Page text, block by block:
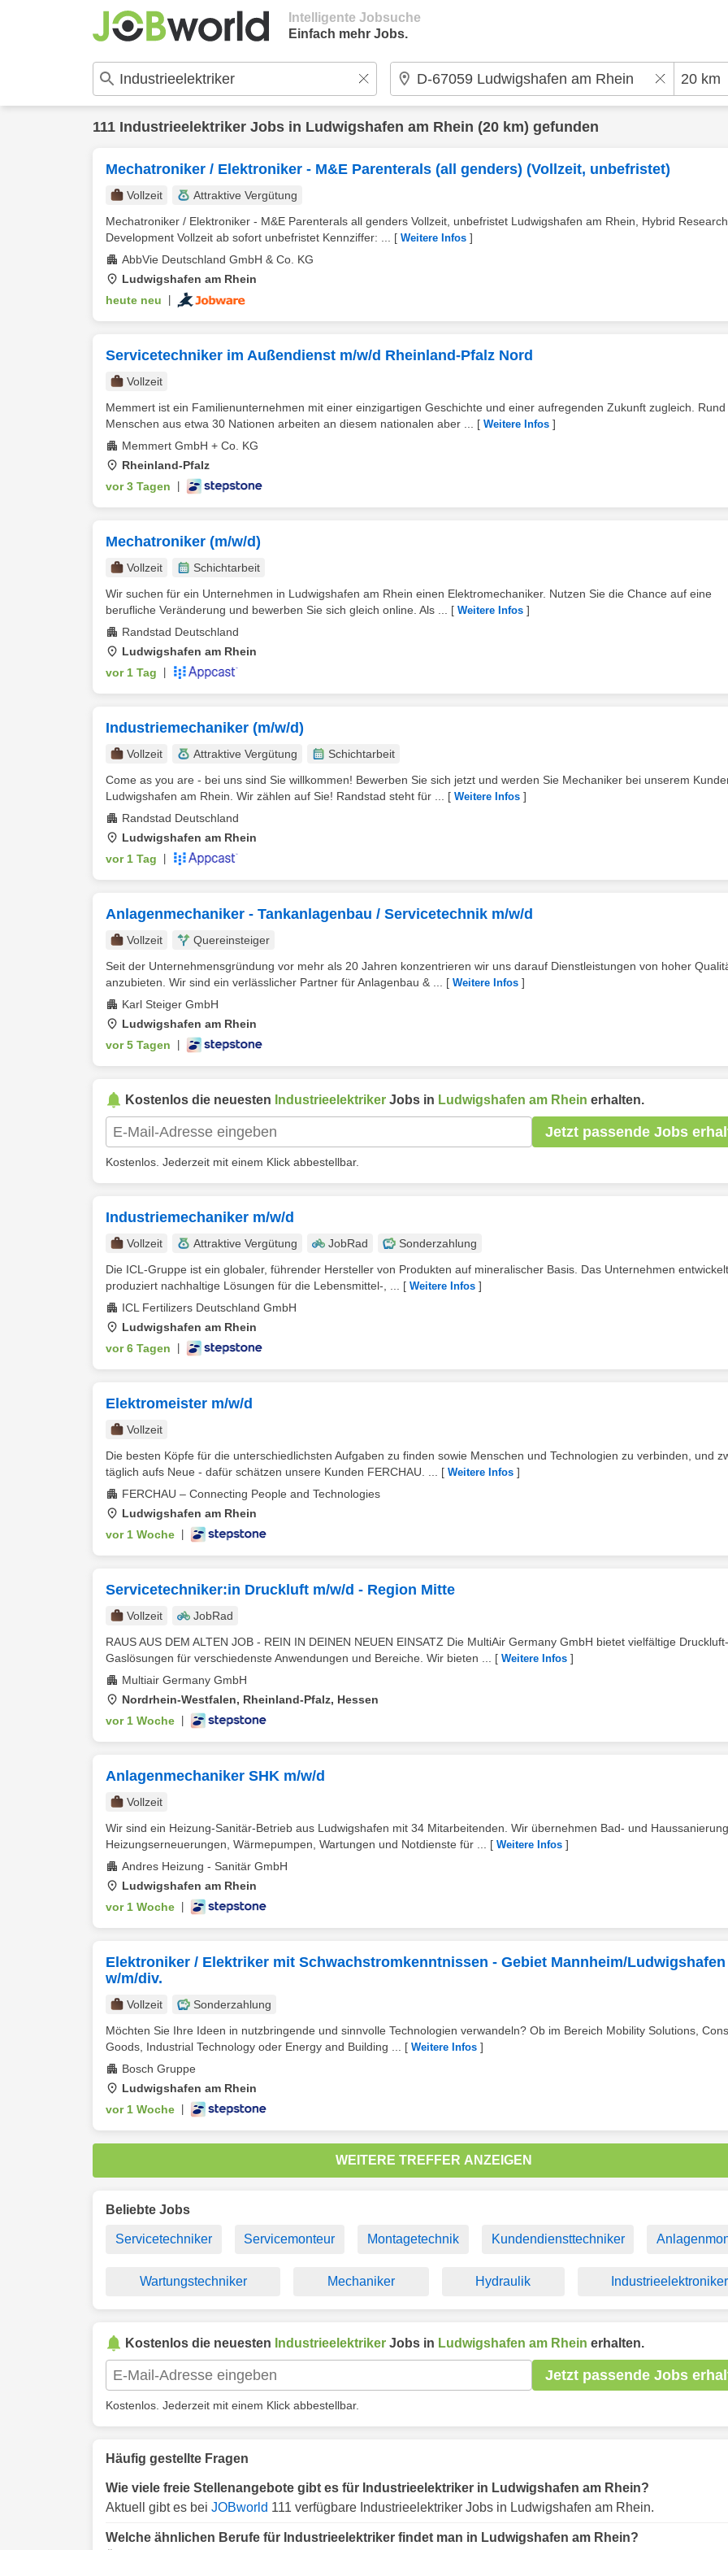
Intelligente Jobsuche
Einfach mehr Jobs.
111 Industrieelektriker Jobs in Ludwigshafen am Rhein (20 km) gefunden
Mechatroniker / Elektroniker - M&E Parenterals (all genders) (Vollzeit, unbefristet)
Vollzeit
Attraktive Vergütung
Mechatroniker / Elektroniker - M&E Parenterals all genders Vollzeit, unbefristet Ludwigshafen am Rhein, Hybrid
Development Vollzeit ab sofort unbefristet Kennziffer: ...
[ Weitere Infos ]
AbbVie Deutschland GmbH & Co. KG
Ludwigshafen am Rhein
heute neu
Servicetechniker im Außendienst m/w/d Rheinland-Pfalz Nord
Vollzeit
Memmert ist ein Familienunternehmen mit einer einzigartigen Geschichte und einer aufregenden Zukunft zugleich.
Menschen aus etwa 30 Nationen arbeiten an diesem nationalen aber ...
[ Weitere Infos ]
Memmert GmbH + Co. KG
Rheinland-Pfalz
vor 3 Tagen
Mechatroniker (m/w/d)
Vollzeit
Schichtarbeit
Wir suchen für ein Unternehmen in Ludwigshafen am Rhein einen Elektromechaniker. Nutzen Sie die Chance auf eine
berufliche Veränderung und bewerben Sie sich gleich online. Als ...
[ Weitere Infos ]
Randstad Deutschland
Ludwigshafen am Rhein
vor 1 Tag
Industriemechaniker (m/w/d)
Vollzeit Attraktive Vergütung
Schichtarbeit
Come as you are - bei uns sind Sie willkommen! Bewerben Sie sich jetzt und werden Sie Mechaniker bei unserem
Ludwigshafen am Rhein. Wir zählen auf Sie! Randstad steht für ...
[ Weitere Infos ]
Randstad Deutschland
Ludwigshafen am Rhein
vor 1 Tag
Anlagenmechaniker - Tankanlagenbau / Servicetechnik m/w/d
Vollzeit
Quereinsteiger
Seit der Unternehmensgründung vor mehr als 20 Jahren konzentrieren wir uns darauf Dienstleistungen von hoher
anzubieten. Wir sind ein verlässlicher Partner für Anlagenbau & ...
[ Weitere Infos ]
Karl Steiger GmbH
Ludwigshafen am Rhein
vor 5 Tagen
Kostenlos die neuesten Industrieelektriker Jobs in Ludwigshafen am Rhein erhalten.
Jetzt passende Jobs
Kostenlos. Jederzeit mit einem Klick abbestellbar.
Industriemechaniker m/w/d
Vollzeit Attraktive Vergütung JobRad
Sonderzahlung
Die ICL-Gruppe ist ein globaler, führender Hersteller von Produkten auf mineralischer Basis. Das Unternehmen
produziert nachhaltige Lösungen für die Lebensmittel-, ...
[ Weitere Infos ]
ICL Fertilizers Deutschland GmbH
Ludwigshafen am Rhein
vor 6 Tagen
Elektromeister m/w/d
Vollzeit
Die besten Köpfe für die unterschiedlichsten Aufgaben zu finden sowie Menschen und Technologien zu verbinden, und
täglich aufs Neue - dafür schätzen unsere Kunden FERCHAU. ...
[ Weitere Infos ]
FERCHAU – Connecting People and Technologies
Ludwigshafen am Rhein
vor 1 Woche
Servicetechniker:in Druckluft m/w/d - Region Mitte
Vollzeit
JobRad
RAUS AUS DEM ALTEN JOB - REIN IN DEINEN NEUEN EINSATZ Die MultiAir Germany GmbH bietet vielfältige
Gaslösungen für verschiedenste Anwendungen und Bereiche. Wir bieten ...
[ Weitere Infos ]
Multiair Germany GmbH
Nordrhein-Westfalen, Rheinland-Pfalz, Hessen
vor 1 Woche
Anlagenmechaniker SHK m/w/d
Vollzeit
Wir sind ein Heizung-Sanitär-Betrieb aus Ludwigshafen mit 34 Mitarbeitenden. Wir übernehmen Bad- und
Heizungserneuerungen, Wärmepumpen, Wartungen und Notdienste für ...
[ Weitere Infos ]
Andres Heizung - Sanitär GmbH
Ludwigshafen am Rhein
vor 1 Woche
Elektroniker / Elektriker mit Schwachstromkenntnissen - Gebiet Mannheim/Ludwigshafen
w/m/div.
Vollzeit
Sonderzahlung
Möchten Sie Ihre Ideen in nutzbringende und sinnvolle Technologien verwandeln? Ob im Bereich Mobility Solutions,
Goods, Industrial Technology oder Energy and Building ...
[ Weitere Infos ]
Bosch Gruppe
Ludwigshafen am Rhein
vor 1 Woche
WEITERE TREFFER ANZEIGEN
Beliebte Jobs
Servicetechniker Servicemonteur Montagetechnik Kundendiensttechniker
Wartungstechniker Mechaniker Hydraulik Industrieelektroniker
Kostenlos die neuesten Industrieelektriker Jobs in Ludwigshafen am Rhein erhalten.
Jetzt passende Jobs
Kostenlos. Jederzeit mit einem Klick abbestellbar.
Häufig gestellte Fragen
Wie viele freie Stellenangebote gibt es für Industrieelektriker in Ludwigshafen am Rhein?
Aktuell gibt es bei JOBworld 111 verfügbare Industrieelektriker Jobs in Ludwigshafen am Rhein.
Welche ähnlichen Berufe für Industrieelektriker findet man in Ludwigshafen am Rhein?